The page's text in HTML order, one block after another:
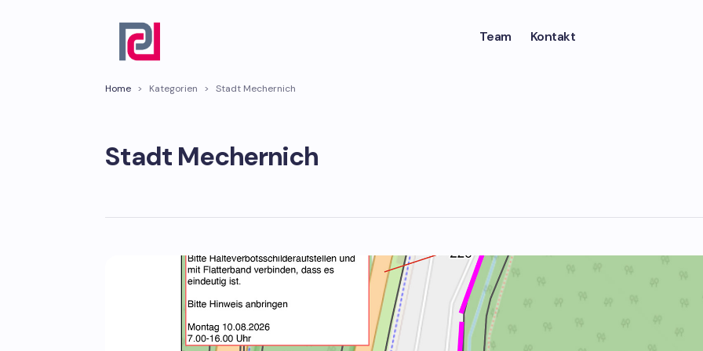
Team Kontakt
Home > Kategorien > Stadt Mechernich
Stadt Mechernich